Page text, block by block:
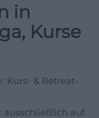
in
Kurse
Kurs- & Retreat-
ausschließlich auf